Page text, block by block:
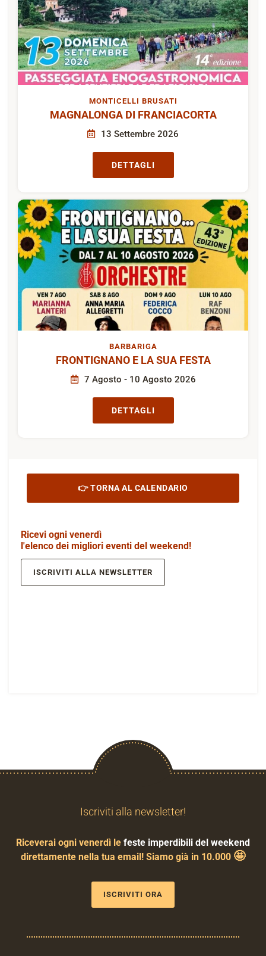
MONTICELLI BRUSATI
MAGNALONGA DI FRANCIACORTA
13 Settembre 2026
DETTAGLI
BARBARIGA
FRONTIGNANO E LA SUA FESTA
7 Agosto - 10 Agosto 2026
DETTAGLI
👉 TORNA AL CALENDARIO
Ricevi ogni venerdì
l'elenco dei migliori eventi del weekend!
ISCRIVITI ALLA NEWSLETTER
Iscriviti alla newsletter!
Riceverai ogni venerdì le feste imperdibili del weekend
direttamente nella tua email! Siamo già in 10.000 🤩
ISCRIVITI ORA